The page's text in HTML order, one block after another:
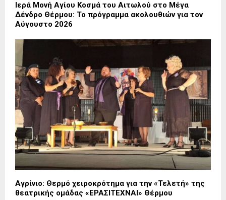
Ιερά Μονή Αγίου Κοσμά του Αιτωλού στο Μέγα
Δένδρο Θέρμου: Το πρόγραμμα ακολουθιών για τον
Αύγουστο 2026
Αγρίνιο: Θερμό χειροκρότημα για την «Τελετή» της
θεατρικής ομάδας «ΕΡΑΣΙΤΕΧΝΑΙ» Θέρμου